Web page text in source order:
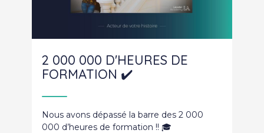
2 000 000 D'HEURES DE
FORMATION ✔️
Nous avons dépassé la barre des 2 000
000 d’heures de formation !! 🎓